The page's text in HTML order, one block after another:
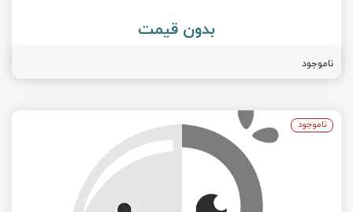
بدون قیمت
ناموجود
ناموجود